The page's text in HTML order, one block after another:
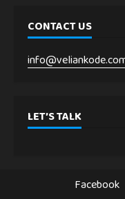
CONTACT US
LET’S TALK
Facebook